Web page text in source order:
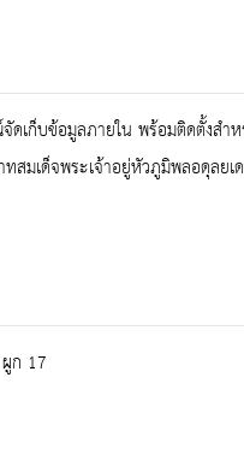
เก็บข้อมูลภายใน พร้อมติดตั้งส
สมเด็จพระเจ้าอยู่หัวภูมิพลอดุลย
ก 17